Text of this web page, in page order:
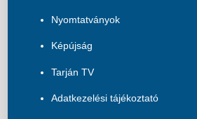
Nyomtatványok
Képújság
Tarján TV
Adatkezelési tájékoztató